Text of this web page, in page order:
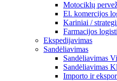
Motociklų
El. komercijos
Kariniai /
Farmacijos
Ekspedijavimas
Sandėliavimas
Sandėliavimas
Sandėliavimas
Importo ir